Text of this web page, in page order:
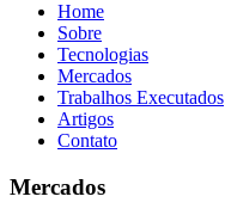
Home
Sobre
Tecnologias
Mercados
Trabalhos Executados
Artigos
Contato
Mercados